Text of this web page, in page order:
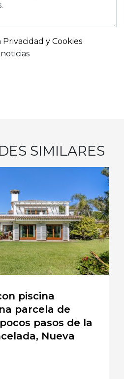
Privacidad y Cookies
SIMILARES
piscina
parcela de
pasos de la
Nueva